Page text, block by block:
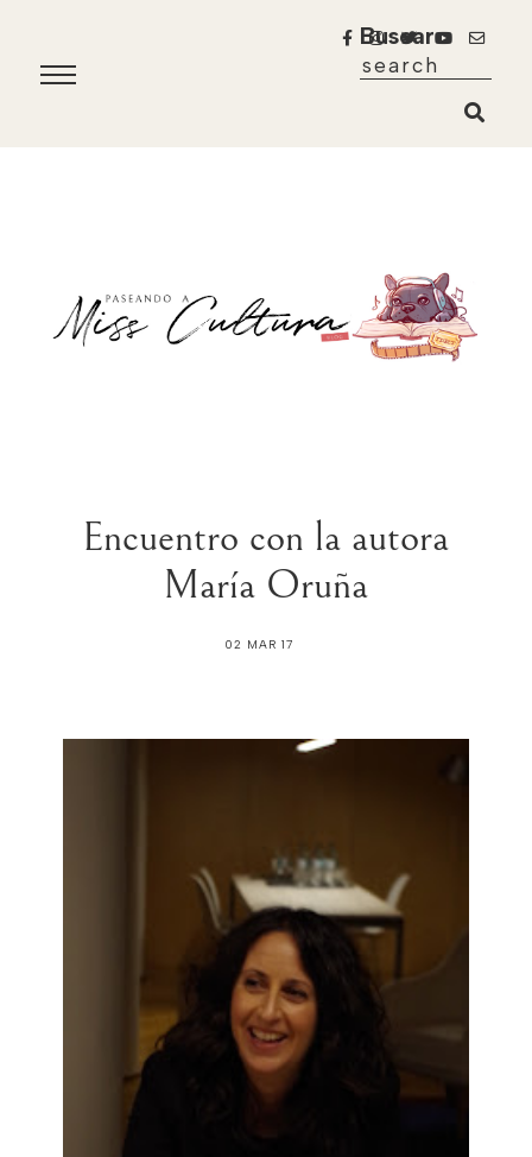
Buscar
Encuentro con la autora
María Oruña
02 MAR 17